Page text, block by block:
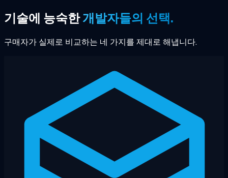
기술에 능숙한개발자들의 선택.
구매자가 실제로 비교하는 네 가지를 제대로 해냅니다.